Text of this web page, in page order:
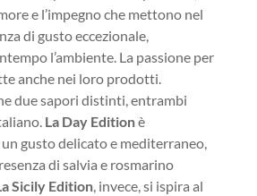
e l’impegno che mettono nel
di gusto eccezionale,
l’ambiente. La passione per
anche nei loro prodotti.
due sapori distinti, entrambi
La Day Editionè
gusto delicato e mediterraneo,
di salvia e rosmarino
Sicily Edition, invece, si ispira al